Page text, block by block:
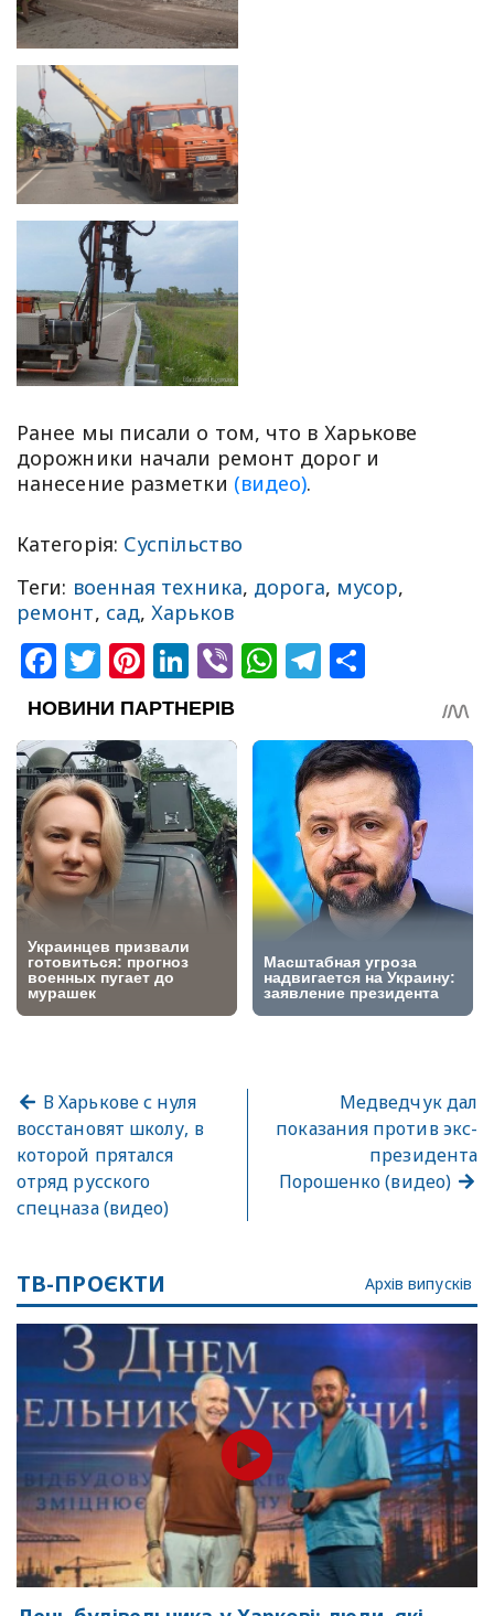
Ранее мы писали о том, что в Харькове
дорожники начали ремонт дорог и
нанесение разметки (видео).
Категорія: Суспільство
Теги: военная техника, дорога, мусор,
ремонт, сад,Харьков
Facebook
Twitter
Pinterest
LinkedIn
ViberWhatsApp
Telegram
В Харькове с нуля
восстановят школу, в
которой прятался
отряд русского
спецназа (видео)
Медведчук дал
показания против экс-
президента
Порошенко (видео)
ТВ-ПРОЄКТИ Архів випусків